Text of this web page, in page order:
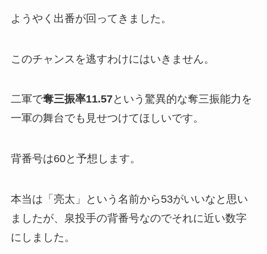
ようやく出番が回ってきました。
このチャンスを逃すわけにはいきません。
二軍で奪三振率11.57という驚異的な奪三振能力を
一軍の舞台でも見せつけてほしいです。
背番号は60と予想します。
本当は「亮太」という名前から53がいいなと思い
ましたが、泉投手の背番号なのでそれに近い数字
にしました。